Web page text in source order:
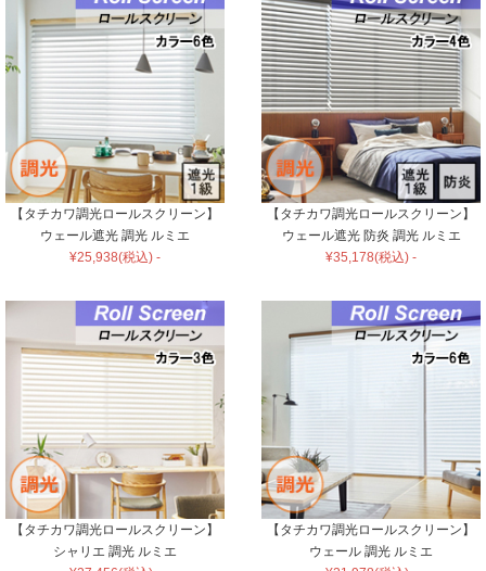
【タチカワ調光ロールスクリーン】
ウェール遮光 調光 ルミエ
¥25,938(税込) -
【タチカワ調光ロールスクリーン】
ウェール遮光 防炎 調光 ルミエ
¥35,178(税込) -
【タチカワ調光ロールスクリーン】
シャリエ 調光 ルミエ
【タチカワ調光ロールスクリーン】
ウェール 調光 ルミエ